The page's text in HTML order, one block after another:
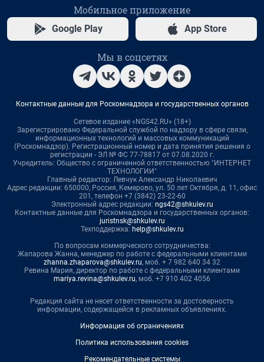
Мобильное приложение
Google Play App Store
Мы в соцсетях
Контактные данные для Роскомнадзора и государственных органов
Сетевое издание «NGS42.RU» (18+)
Зарегистрировано Федеральной службой по надзору в сфере связи,
информационных технологий и массовых коммуникаций
(Роскомнадзор). Регистрационный номер и дата принятия решения о
регистрации - ЭЛ № ФС 77-78817 от 07.08.2020 г.
Учредитель: Общество с ограниченной ответственностью "ИНТЕРНЕТ
ТЕХНОЛОГИИ"
Главный редактор: Левчук Александр Николаевич
Адрес редакции: 650000, Россия, Кемерово, ул. 50 лет Октября, д. 11, офис
201, телефон +7 (3842) 23-22-60
Электронный адрес редакции: ngs42@shkulev.ru
Контактные данные для Роскомнадзора и государственных органов:
juristnsk@shkulev.ru
Техподдержка: help@shkulev.ru
По вопросам коммерческого сотрудничества:
Жапарова Жанна, менеджер по работе с федеральными клиентами
zhanna.zhaparova@shkulev.ru, моб. + 7 982 640 34 32
Ревина Мария, директор по работе с федеральными клиентами
mariya.revina@shkulev.ru, моб. +7 910 402 4056
Редакция сайта не несет ответственности за достоверность
информации, содержащейся в рекламных объявлениях.
Информация об ограничениях
Политика использования cookies
Рекомендательные системы